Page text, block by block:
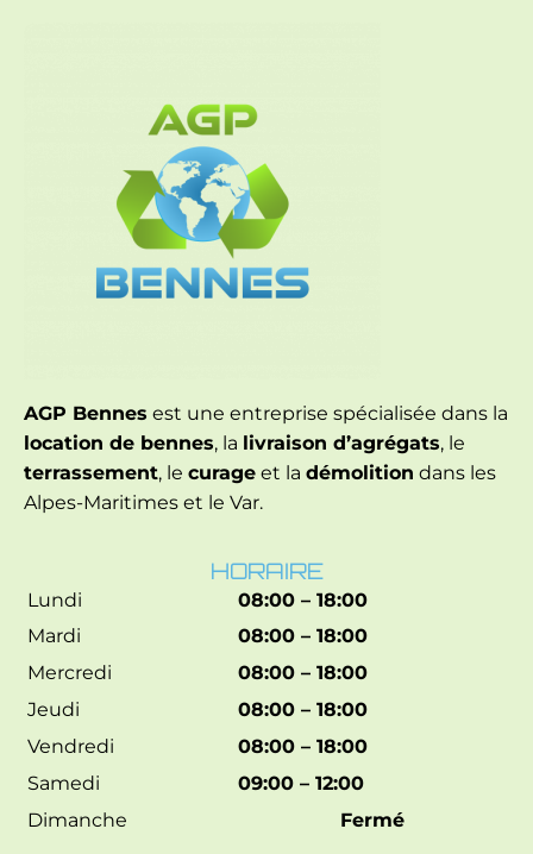
AGP Bennes est une entreprise spécialisée dans la
location de bennes, la livraison d’agrégats, le
terrassement, le curage et la démolition dans les
Alpes-Maritimes et le Var.
HORAIRE
Lundi
08:00 – 18:00
Mardi
08:00 – 18:00
Mercredi
08:00 – 18:00
Jeudi
08:00 – 18:00
Vendredi
08:00 – 18:00
Samedi
09:00 – 12:00
Dimanche
Fermé